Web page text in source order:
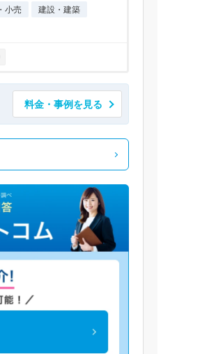
小売
建設・建築
料金・事例を見る